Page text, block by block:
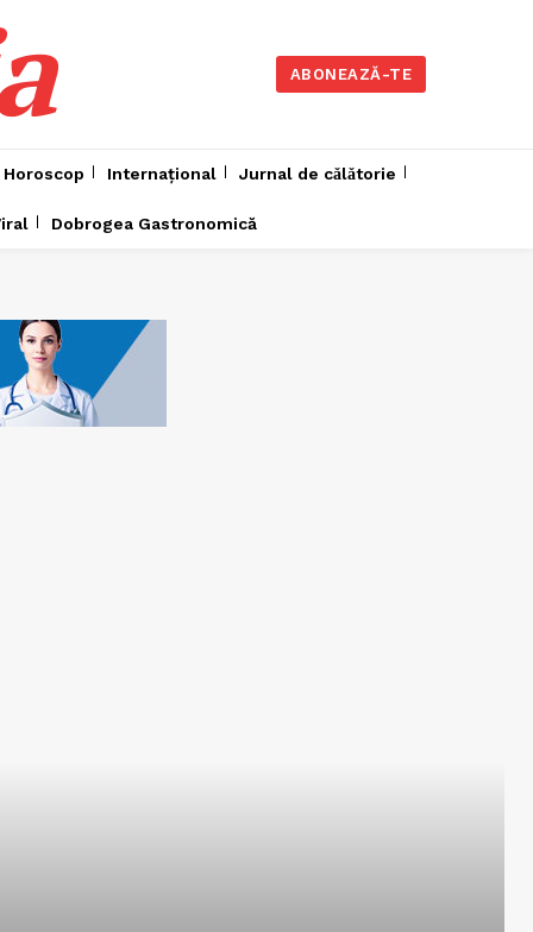
ABONEAZĂ-TE
Horoscop Internațional Jurnal de cǎlǎtorie
Dobrogea Gastronomică